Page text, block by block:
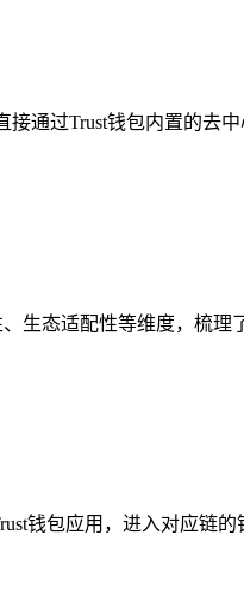
通过Trust钱包内置的去中
生态适配性等维度，梳理
钱包应用，进入对应链的